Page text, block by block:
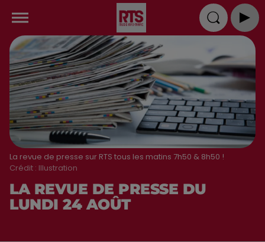
La revue de presse sur RTS tous les matins 7h50 & 8h50 !
Crédit : Illustration
LA REVUE DE PRESSE DU
LUNDI 24 AOÛT